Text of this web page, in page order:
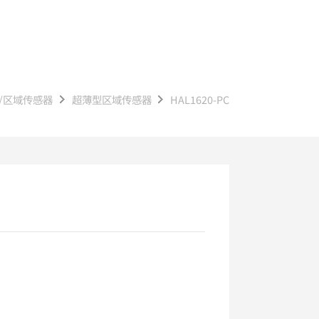
域传感器 超薄型区域传感器 HAL1620-PC